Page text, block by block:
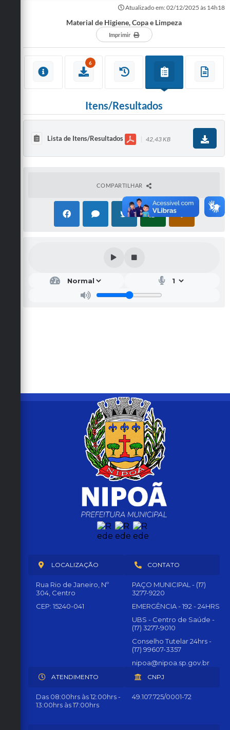
Atualizado em: 02/12/2025 às 14h18
Material de Higiene, Copa e Limpeza
Imprimir
6
Itens/Resultados
Lista de Itens/Resultados 42,43 KB
COMPARTILHAR
LOCALIZAÇÃO
Rua Rio de Janeiro, Nº
304, Centro
CEP: 15240-041
CONTATO
PAÇO MUNICIPAL - (17)
3277-9220
EMERGÊNCIA - 192 - 24HRS
UBS - Centro de Saúde -
(17) 3277-9010
Conselho Tutelar 24hrs -
(17) 99607-3357
nipoa@nipoa.sp.gov.br
ATENDIMENTO
Das 08:00hrs às 12:00hrs -
13:00hrs às 17:00hrs
CNPJ
49.107.725/0001-72